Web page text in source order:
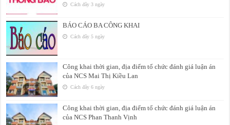
Cách đây 3 ngày
BÁO CÁO BA CÔNG KHAI
Cách đây 5 ngày
Công khai thời gian, địa điểm tổ chức đánh giá luận án
của NCS Mai Thị Kiều Lan
Cách đây 6 ngày
Công khai thời gian, địa điểm tổ chức đánh giá luận án
của NCS Phan Thanh Vịnh